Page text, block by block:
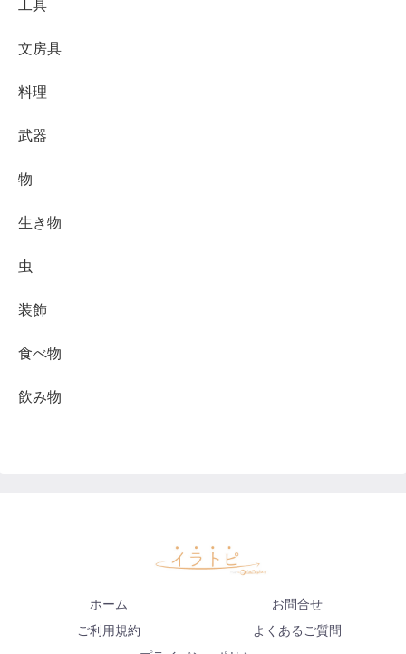
工具
文房具
料理
武器
物
生き物
虫
装飾
食べ物
飲み物
ホーム
お問合せ
ご利用規約
よくあるご質問